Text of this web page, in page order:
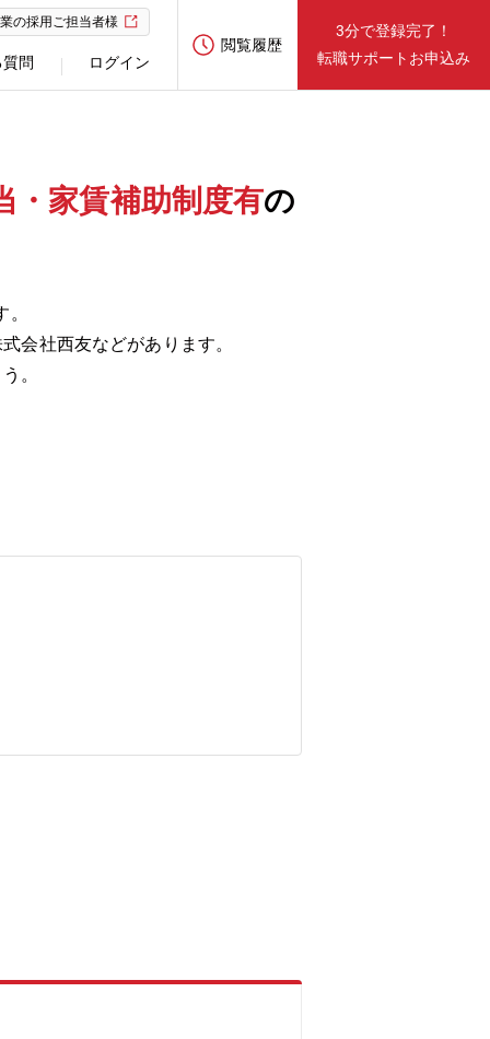
の採用ご担当者様
問 ログイン
閲覧履歴
3分で登録完了！
転職サポートお申込み
・家賃補助制度有の
会社西友などがあります。
。